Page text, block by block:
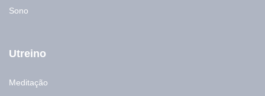
Sono
Utreino
Meditação